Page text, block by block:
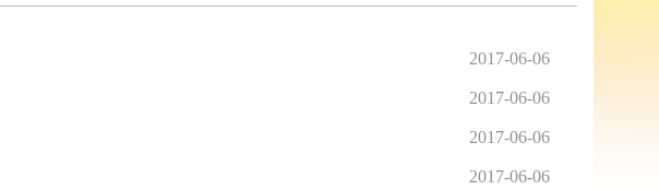
2017-06-06
2017-06-06
2017-06-06
2017-06-06